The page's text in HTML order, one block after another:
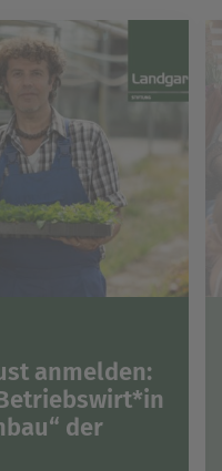
anmelden:
der